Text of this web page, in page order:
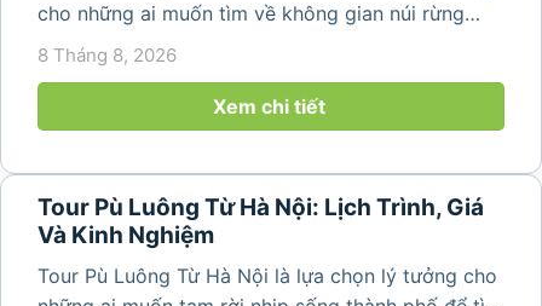
cho những ai muốn tìm về không gian núi rừng
trong lành, ruộng bậc thang xanh mướt và những
ngày. Không cần di chuyển...
8 Tháng 8, 2026
Xem chi tiết
Tour Pù Luông Từ Hà Nội: Lịch Trình, Giá
Và Kinh Nghiệm
Tour Pù Luông Từ Hà Nội là lựa chọn lý tưởng cho